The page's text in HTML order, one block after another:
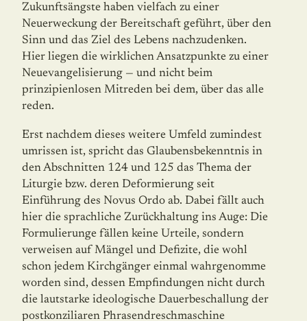
Zukunftsängste haben vielfach zu einer
Neuerweckung der Bereitschaft geführt, über den
Sinn und das Ziel des Lebens nachzudenken.
Hier liegen die wirklichen An­satz­punkte zu einer
Neuevangelisierung — und nicht beim
prinzipienlosen Mitreden bei dem, über das alle
reden.
Erst nachdem dieses weitere Umfeld zumindest
umrissen ist, spricht das Glaubensbe­kenntnis in
den Abschnitten 124 und 125 das Thema der
Liturgie bzw. deren Defor­mie­rung seit
Einführung des Novus Ordo ab. Dabei fällt auch
hier die sprachliche Zurück­haltung ins Auge: Die
Formulierunge fällen keine Urteile, sondern
verweisen auf Mängel und Defizite, die wohl
schon jedem Kirchgänger einmal wahrgenomme
worden sind, dessen Empfindungen nicht durch
die lautstarke ideologische Dauerbeschallung der
postkonziliaren Phrasendreschmaschine